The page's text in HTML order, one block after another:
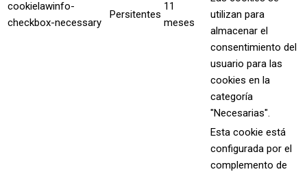
cookielawinfo-
checkbox-necessary
Persitentes
11
meses
utilizan para
almacenar el
consentimiento del
usuario para las
cookies en la
categoría
"Necesarias".
Esta cookie está
configurada por el
complemento de